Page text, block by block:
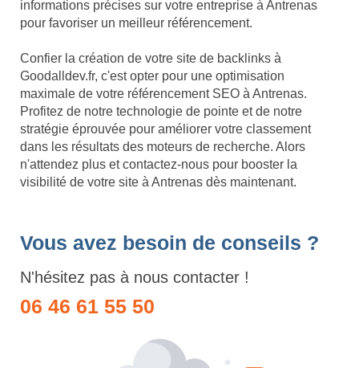
informations précises sur votre entreprise à Antrenas
pour favoriser un meilleur référencement.
Confier la création de votre site de backlinks à
Goodalldev.fr, c'est opter pour une optimisation
maximale de votre référencement SEO à Antrenas.
Profitez de notre technologie de pointe et de notre
stratégie éprouvée pour améliorer votre classement
dans les résultats des moteurs de recherche. Alors
n'attendez plus et contactez-nous pour booster la
visibilité de votre site à Antrenas dès maintenant.
Vous avez besoin de conseils ?
N'hésitez pas à nous contacter !
06 46 61 55 50